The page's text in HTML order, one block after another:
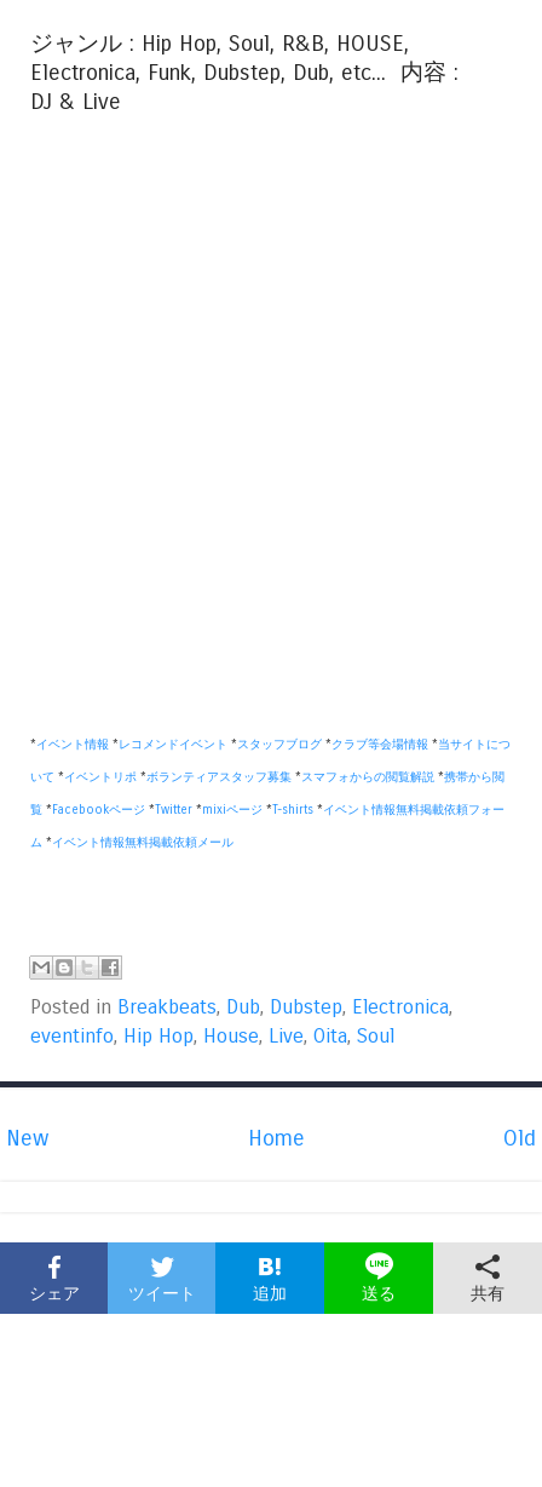
ジャンル : Hip Hop, Soul, R&B, HOUSE,
Electronica, Funk, Dubstep, Dub, etc... 内容 :
DJ & Live
*イベント情報 *レコメンドイベント *スタッフブログ *クラブ等会場情報 *当サイトにつ
いて *イベントリポ *ボランティアスタッフ募集 *スマフォからの閲覧解説 *携帯から閲
覧 * Facebookページ *Twitter *mixiページ *T-shirts *イベント情報無料掲載依頼フォー
ム *イベント情報無料掲載依頼メール
Posted in Breakbeats, Dub, Dubstep, Electronica,
eventinfo, Hip Hop, House, Live, Oita, Soul
New Old
Home
シェア ツイート 追加 送る 共有